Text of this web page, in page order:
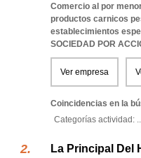
Comercio al por
productos carnicos
establecimientos
SOCIEDAD POR
Ver empresa
Coincidencias en la
Categorías actividad:
La Principal Del